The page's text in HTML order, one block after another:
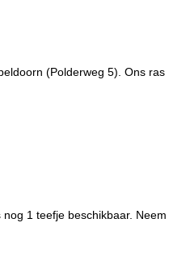
(Polderweg 5). Ons ras
1 teefje beschikbaar. Neem